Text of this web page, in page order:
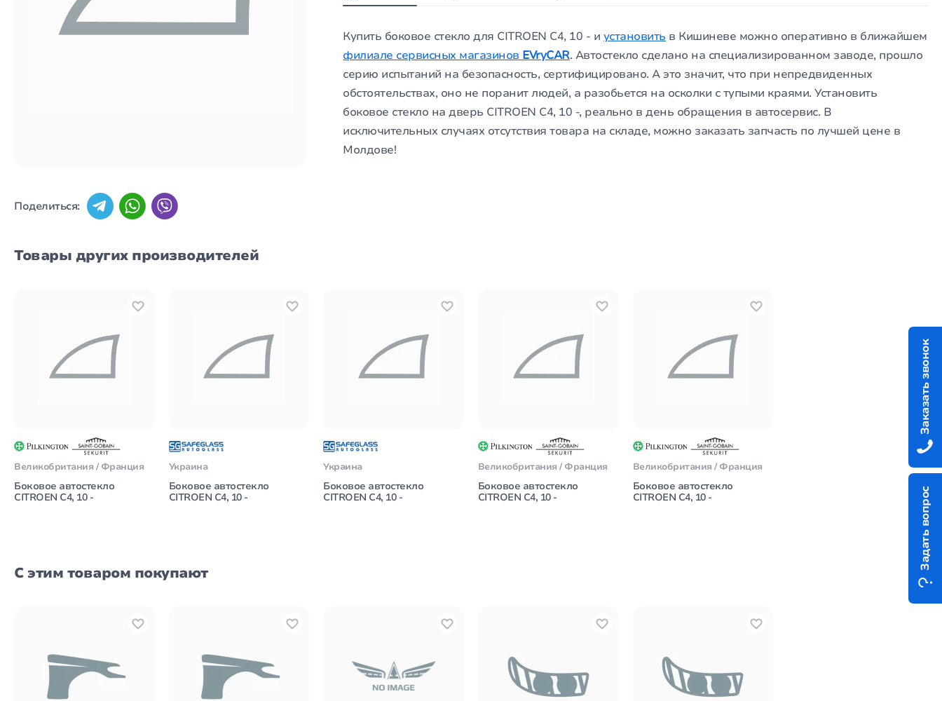
Поделиться:
Купить боковое стекло для CITROEN C4, 10 - и установить в Кишиневе можно оперативно в ближайшем
филиале сервисных магазинов EVryCAR. Автостекло сделано на специализированном заводе, прошло
серию испытаний на безопасность, сертифицировано. А это значит, что при непредвиденных
обстоятельствах, оно не поранит людей, а разобьется на осколки с тупыми краями. Установить
боковое стекло на дверь CITROEN C4, 10 -, реально в день обращения в автосервис. В
исключительных случаях отсутствия товара на складе, можно заказать запчасть по лучшей цене в
Молдове!
Товары других производителей
Великобритания / Франция
Боковое автостекло
CITROEN C4, 10 -
Украина
Боковое автостекло
CITROEN C4, 10 -
Украина
Боковое автостекло
CITROEN C4, 10 -
Великобритания / Франция
Боковое автостекло
CITROEN C4, 10 -
Великобритания / Франция
Боковое автостекло
CITROEN C4, 10 -
С этим товаром покупают
Задать вопрос
Заказать звонок